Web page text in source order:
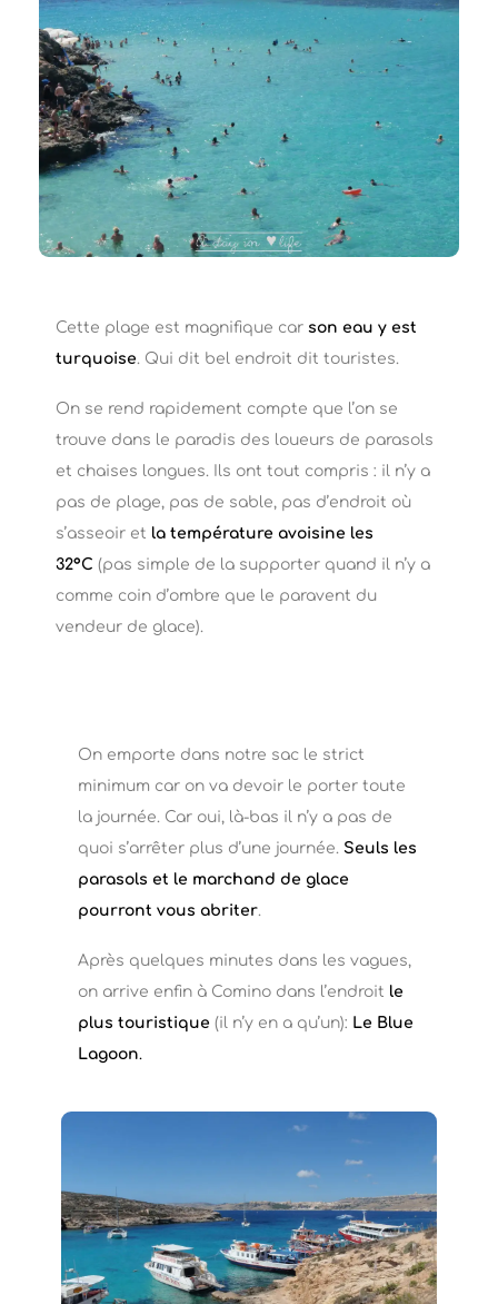
Cette plage est magnifique car son eau y est
turquoise. Qui dit bel endroit dit touristes.
On se rend rapidement compte que l’on se
trouve dans le paradis des loueurs de parasols
et chaises longues. Ils ont tout compris : il n’y a
pas de plage, pas de sable, pas d’endroit où
s’asseoir et la température avoisine les
32°C (pas simple de la supporter quand il n’y a
comme coin d’ombre que le paravent du
vendeur de glace).
On emporte dans notre sac le strict
minimum car on va devoir le porter toute
la journée. Car oui, là-bas il n’y a pas de
quoi s’arrêter plus d’une journée. Seuls les
parasols et le marchand de glace
pourront vous abriter.
Après quelques minutes dans les vagues,
on arrive enfin à Comino dans l’endroit le
plus touristique (il n’y en a qu’un): Le Blue
Lagoon.